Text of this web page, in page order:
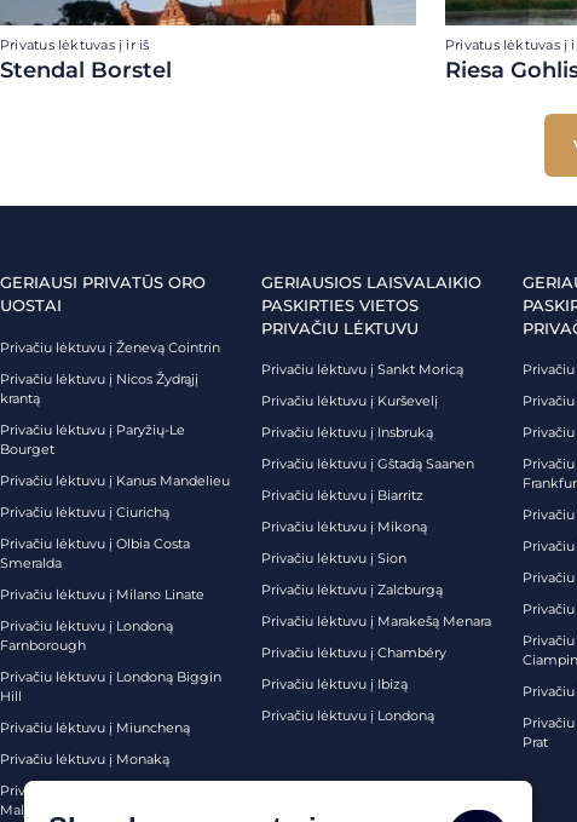
Privatus lėktuvas į ir iš
Stendal Borstel
Privatus lėktuvas į
Riesa
GERIAUSI PRIVATŪS ORO
UOSTAI
Privačiu lėktuvu į Ženevą Cointrin
Privačiu lėktuvu į Nicos Žydrąjį
krantą
Privačiu lėktuvu į Paryžių-Le
Bourget
Privačiu lėktuvu į Kanus Mandelieu
Privačiu lėktuvu į Ciurichą
Privačiu lėktuvu į Olbia Costa
Smeralda
Privačiu lėktuvu į Milano Linate
Privačiu lėktuvu į Londoną
Farnborough
Privačiu lėktuvu į Londoną Biggin
Hill
Privačiu lėktuvu į Miuncheną
Privačiu lėktuvu į Monaką
Privačiu lėktuvu į Palma de
Maljorką
GERIAUSIOS LAISVALAIKIO
PASKIRTIES VIETOS
PRIVAČIU LĖKTUVU
Privačiu lėktuvu į Sankt Moricą
Privačiu lėktuvu į Kurševelį
Privačiu lėktuvu į Insbruką
Privačiu lėktuvu į Gštadą Saanen
Privačiu lėktuvu į Biarritz
Privačiu lėktuvu į Mikoną
Privačiu lėktuvu į Sion
Privačiu lėktuvu į Zalcburgą
Privačiu lėktuvu į Marakešą Menara
Privačiu lėktuvu į Chambéry
Privačiu lėktuvu į Ibizą
Privačiu lėktuvu į Londoną
Prat